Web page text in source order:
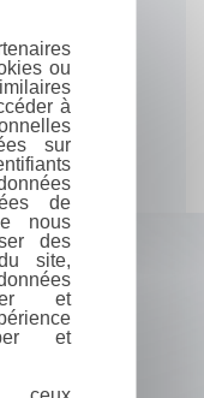
ou
à
sur
de
nous
des
site,
et
et